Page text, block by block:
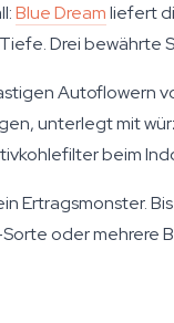
Blue Dreamliefert
Drei
Autoflowern
unterlegt mit
beim
Ertragsmonster.
oder mehrere